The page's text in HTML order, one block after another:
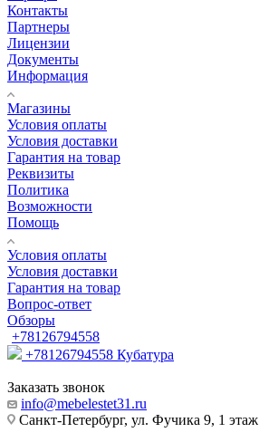
Контакты
Партнеры
Лицензии
Документы
Информация
Магазины
Условия оплаты
Условия доставки
Гарантия на товар
Реквизиты
Политика
Возможности
Помощь
Условия оплаты
Условия доставки
Гарантия на товар
Вопрос-ответ
Обзоры
+78126794558
+78126794558 Кубатура
Заказать звонок
info@mebelestet31.ru
Санкт-Петербург, ул. Фучика 9, 1 этаж